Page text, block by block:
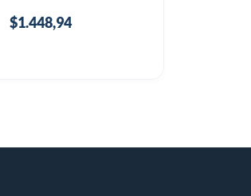
$1.448,94